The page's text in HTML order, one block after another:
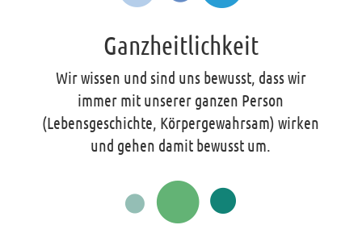
Ganzheitlichkeit
Wir wissen und sind uns bewusst, dass wir
immer mit unserer ganzen Person
(Lebensgeschichte, Körpergewahrsam) wirken
und gehen damit bewusst um.